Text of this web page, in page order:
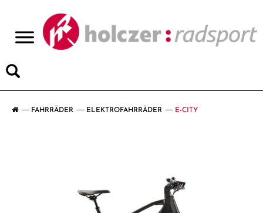
FAHRRÄDER ELEKTROFAHRRÄDER E-CITY